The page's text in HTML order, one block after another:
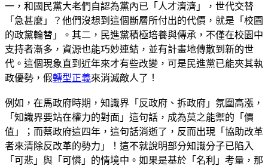
一，和國民黨大老們自認為黨內已「人才濟濟」，世代交替
「急甚麼」？他們沒想到這個斷層所付出的代價，就是「校園
的政黨輪替」。其二，民進黨積極培養與傳承，不僅在校園中
支持者漸多，資源也能巧妙連結，並有計畫地傳散到新的世
代。這個現象直到近年來才有些改變，可是民進黨已能夾其執
政優勢，假轉型正義來消滅敵人了！
例如，在馬政府時期，知識界「反政府、拆政府」氛圍高漲，
「知識界要站在權力的對面」這句話，成為莫之能禦的「價
值」；而蔡政府這四年，這句話消逝了，反而出現「協助改革
者來清除反改革的勢力」！這不就說明部分知識分子已陷入
「可悲」與「可憐」的情境中。如果是基於「名利」考量，那